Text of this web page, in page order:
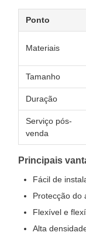
Ponto
Materiais
Tamanho
Duração
Serviço pós-
venda
Principais
Fácil de
Protecção do
Flexível e
Alta